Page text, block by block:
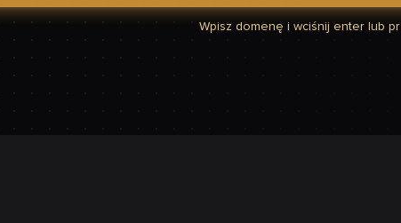
Wpisz domenę i wciśnij enter lub